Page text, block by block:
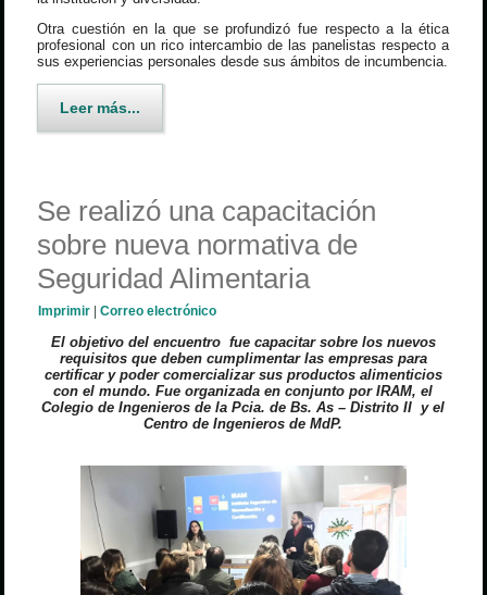
Otra cuestión en la que se profundizó fue respecto a la ética
profesional con un rico intercambio de las panelistas respecto a
sus experiencias personales desde sus ámbitos de incumbencia.
Leer más...
Se realizó una capacitación
sobre nueva normativa de
Seguridad Alimentaria
Imprimir |Correo electrónico
El objetivo del encuentro fue capacitar sobre los nuevos
requisitos que deben cumplimentar las empresas para
certificar y poder comercializar sus productos alimenticios
con el mundo. Fue organizada en conjunto por IRAM, el
Colegio de Ingenieros de la Pcia. de Bs. As – Distrito II y el
Centro de Ingenieros de MdP.